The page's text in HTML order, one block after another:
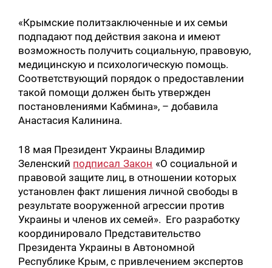
«Крымские политзаключенные и их семьи
подпадают под действия закона и имеют
возможность получить социальную, правовую,
медицинскую и психологическую помощь.
Соответствующий порядок о предоставлении
такой помощи должен быть утвержден
постановлениями Кабмина», – добавила
Анастасия Калинина.
18 мая Президент Украины Владимир
Зеленский подписал Закон «О социальной и
правовой защите лиц, в отношении которых
установлен факт лишения личной свободы в
результате вооруженной агрессии против
Украины и членов их семей». Его разработку
координировало Представительство
Президента Украины в Автономной
Республике Крым, с привлечением экспертов